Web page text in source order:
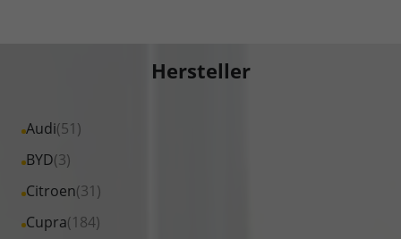
Hersteller
Audi(51)
Alle
Fahrzeuge
Audi
anzeigen
BYD(3)
Alle
Fahrzeuge
BYD
Citroen(31)
Alle
Fahrzeuge
Cupra(184)
Alle